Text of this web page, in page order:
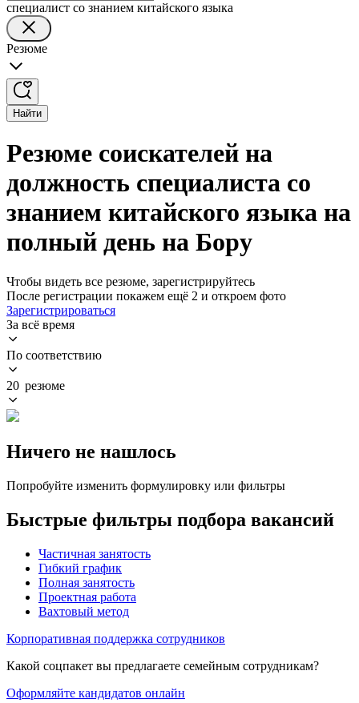
специалист со знанием китайского языка
Резюме
Найти
Резюме соискателей на
должность специалиста со
знанием китайского языка на
полный день на Бору
Чтобы видеть все резюме, зарегистрируйтесь
После регистрации покажем ещё 2 и откроем фото
Зарегистрироваться
За всё время
По соответствию
20 резюме
Ничего не нашлось
Попробуйте изменить формулировку или фильтры
Быстрые фильтры подбора вакансий
Частичная занятость
Гибкий график
Полная занятость
Проектная работа
Вахтовый метод
Корпоративная поддержка сотрудников
Какой соцпакет вы предлагаете семейным сотрудникам?
Оформляйте кандидатов онлайн